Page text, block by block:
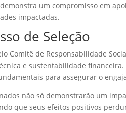
um compromisso em
impactadas.
de Seleção
Comitê de Responsabilidade
e sustentabilidade
para assegurar o
não só demonstrarão um
que seus efeitos positivos